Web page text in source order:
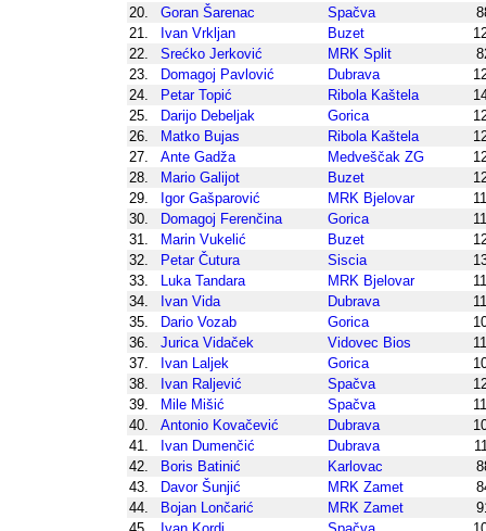
20.
Goran Šarenac Spačva
21.
Ivan Vrkljan Buzet
22.
Srećko Jerković MRK Split
23.
Domagoj Pavlović Dubrava
24.
Petar Topić Ribola Kaštela
25.
Darijo Debeljak Gorica
26.
Matko Bujas Ribola Kaštela
27.
Ante Gadža Medveščak ZG
28.
Mario Galijot Buzet
29.
Igor Gašparović MRK Bjelovar
30.
Domagoj Ferenčina Gorica
31.
Marin Vukelić Buzet
32.
Petar Čutura Siscia
33.
Luka Tandara MRK Bjelovar
34.
Ivan Vida Dubrava
35.
Dario Vozab Gorica
36.
Jurica Vidaček Vidovec Bios
37.
Ivan Laljek Gorica
38.
Ivan Raljević Spačva
39.
Mile Mišić Spačva
40.
Antonio Kovačević Dubrava
41.
Ivan Dumenčić Dubrava
42.
Boris Batinić Karlovac
43.
Davor Šunjić MRK Zamet
44.
Bojan Lončarić MRK Zamet